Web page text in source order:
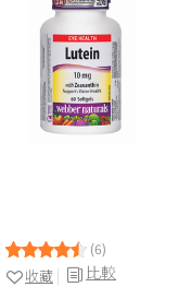
(6)
比較
收藏